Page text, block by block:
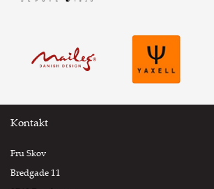
Kontakt
Fru Skov
Bredgade 11